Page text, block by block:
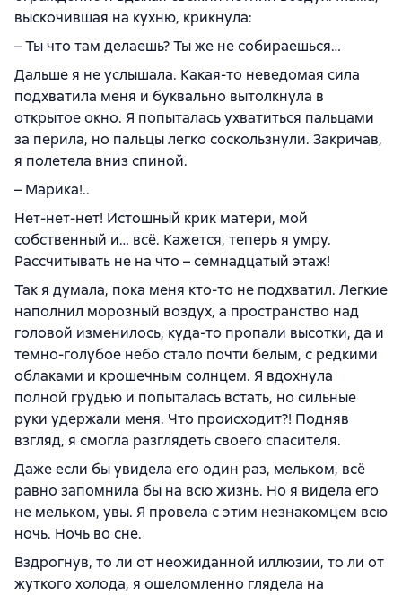
выскочившая на кухню, крикнула:
– Ты что там делаешь? Ты же не собираешься…
Дальше я не услышала. Какая-то неведомая сила
подхватила меня и буквально вытолкнула в
открытое окно. Я попыталась ухватиться пальцами
за перила, но пальцы легко соскользнули. Закричав,
я полетела вниз спиной.
– Марика!..
Нет-нет-нет! Истошный крик матери, мой
собственный и… всё. Кажется, теперь я умру.
Рассчитывать не на что – семнадцатый этаж!
Так я думала, пока меня кто-то не подхватил. Легкие
наполнил морозный воздух, а пространство над
головой изменилось, куда-то пропали высотки, да и
темно-голубое небо стало почти белым, с редкими
облаками и крошечным солнцем. Я вдохнула
полной грудью и попыталась встать, но сильные
руки удержали меня. Что происходит?! Подняв
взгляд, я смогла разглядеть своего спасителя.
Даже если бы увидела его один раз, мельком, всё
равно запомнила бы на всю жизнь. Но я видела его
не мельком, увы. Я провела с этим незнакомцем всю
ночь. Ночь во сне.
Вздрогнув, то ли от неожиданной иллюзии, то ли от
жуткого холода, я ошеломленно глядела на